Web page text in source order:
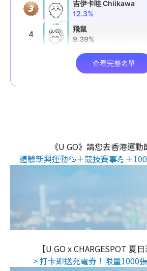
《U GO》請您去香港運動
體驗新興運動💦＋競技賽事💪＋
【U GO x CHARGESPOT 夏日
> 打卡即送充電券！限量1000